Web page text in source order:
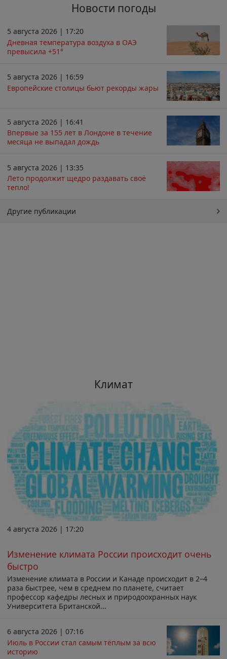
Новости погоды
5 августа 2026 | 17:20
Дневная температура воздуха в ОАЭ
превысила +51°
5 августа 2026 | 16:59
Европейские столицы бьют рекорды жары
5 августа 2026 | 16:41
Впервые за 155 лет в Лондоне в течение
месяца не выпадал дождь
5 августа 2026 | 13:35
Лето продолжит щедро раздавать своё
тепло!
Другие публикации
Климат
4 августа 2026 | 17:20
Изменение климата России происходит очень
быстро
Изменение климата в России и Канаде происходит в 2–4
раза быстрее, чем в среднем по планете, считает
профессор кафедры лесных и природоохранных наук
Университета Британской...
6 августа 2026 | 07:16
Июль в России стал самым тёплым за всю
историю